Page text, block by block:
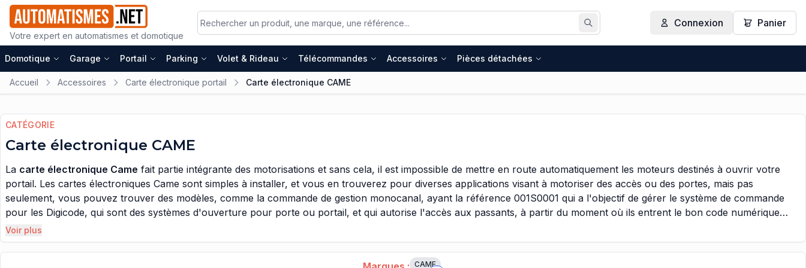
Votre expert en automatismes et domotique
Rechercher
Connexion Panier
Domotique Garage Portail Parking Volet & Rideau Télécommandes Accessoires Pièces détachées
Accueil Accessoires Carte électronique portail Carte électronique CAME
CATÉGORIE
Carte électronique CAME
La carte électronique Came fait partie intégrante des motorisations et sans cela, il est impossible de mettre en route automatiquement les moteurs destinés à ouvrir votre
portail. Les cartes électroniques Came sont simples à installer, et vous en trouverez pour diverses applications visant à motoriser des accès ou des portes, mais pas
seulement, vous pouvez trouver des modèles, comme la commande de gestion monocanal, ayant la référence 001S0001 qui a l'objectif de gérer le système de commande
pour les Digicode, qui sont des systèmes d'ouverture pour porte ou portail, et qui autorise l'accès aux passants, à partir du moment où ils entrent le bon code numérique
dans le sélecteur numérique.
Vous allez aussi découvrir la carte électronique came, qui est sans boitier, comme l'article ZA3, qui est facilement identifiable grâce à son circuit imprimé, où nous pouvons
Voir plus
CAME